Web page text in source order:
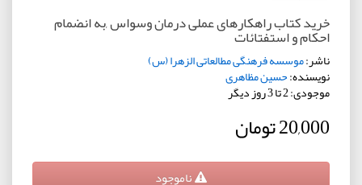
خرید کتاب راهکارهای عملی درمان وسواس ,به انضمام
احکام و استفتائات
ناشر:موسسه فرهنگی مطالعاتی الزهرا (س)
نویسنده:حسین مظاهری
موجودی: 2 تا 3 روز دیگر
20,000 تومان
ناموجود